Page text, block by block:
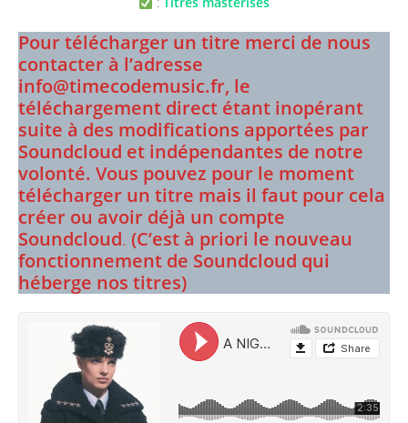
Pour télécharger un titre merci de nous
contacter à l’adresse
info@timecodemusic.fr, le
téléchargement direct étant inopérant
suite à des modifications apportées par
Soundcloud et indépendantes de notre
volonté. Vous pouvez pour le moment
télécharger un titre mais il faut pour cela
créer ou avoir déjà un compte
Soundcloud. (C’est à priori le nouveau
fonctionnement de Soundcloud qui
héberge nos titres)